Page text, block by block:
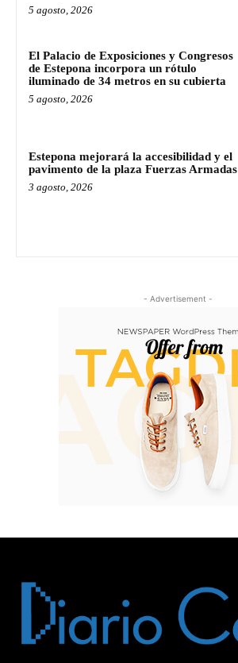
5 agosto, 2026
El Palacio de Exposiciones y Congresos
de Estepona incorpora un rótulo
iluminado de 34 metros en su cubierta
5 agosto, 2026
Estepona mejorará la accesibilidad y el
pavimento de la plaza Fuerzas Armadas
3 agosto, 2026
- Advertisement -